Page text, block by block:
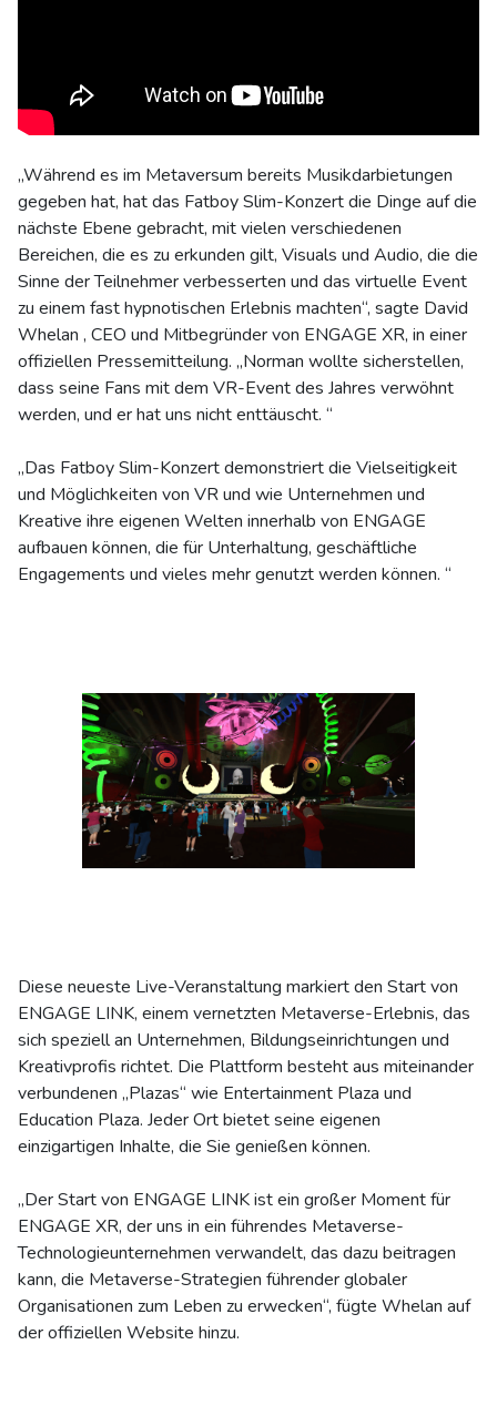
„Während es im Metaversum bereits Musikdarbietungen
gegeben hat, hat das Fatboy Slim-Konzert die Dinge auf die
nächste Ebene gebracht, mit vielen verschiedenen
Bereichen, die es zu erkunden gilt, Visuals und Audio, die die
Sinne der Teilnehmer verbesserten und das virtuelle Event
zu einem fast hypnotischen Erlebnis machten“, sagte David
Whelan , CEO und Mitbegründer von ENGAGE XR, in einer
offiziellen Pressemitteilung. „Norman wollte sicherstellen,
dass seine Fans mit dem VR-Event des Jahres verwöhnt
werden, und er hat uns nicht enttäuscht. “
„Das Fatboy Slim-Konzert demonstriert die Vielseitigkeit
und Möglichkeiten von VR und wie Unternehmen und
Kreative ihre eigenen Welten innerhalb von ENGAGE
aufbauen können, die für Unterhaltung, geschäftliche
Engagements und vieles mehr genutzt werden können. “
Diese neueste Live-Veranstaltung markiert den Start von
ENGAGE LINK, einem vernetzten Metaverse-Erlebnis, das
sich speziell an Unternehmen, Bildungseinrichtungen und
Kreativprofis richtet. Die Plattform besteht aus miteinander
verbundenen „Plazas“ wie Entertainment Plaza und
Education Plaza. Jeder Ort bietet seine eigenen
einzigartigen Inhalte, die Sie genießen können.
„Der Start von ENGAGE LINK ist ein großer Moment für
ENGAGE XR, der uns in ein führendes Metaverse-
Technologieunternehmen verwandelt, das dazu beitragen
kann, die Metaverse-Strategien führender globaler
Organisationen zum Leben zu erwecken“, fügte Whelan auf
der offiziellen Website hinzu.